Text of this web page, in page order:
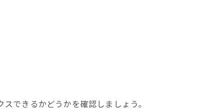
できるかどうかを確認しましょう。